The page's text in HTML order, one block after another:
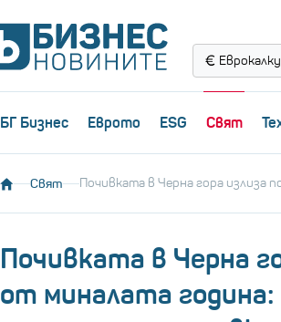
БГ Бизнес Еврото ESG Свят
Свят Почивката в Черна гора излиза
Почивката в Черна
от миналата